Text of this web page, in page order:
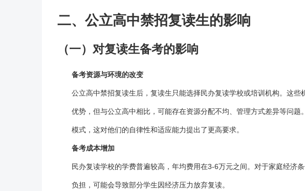
二、公立高中禁招复读生的影响
（一）对复读生备考的影响
备考资源与环境的改变
公立高中禁招复读生后，复读生只能选择民办复读学校或培训机构。这些
优势，但与公立高中相比，可能存在资源分配不均、管理方式差异等问
模式，这对他们的自律性和适应能力提出了更高要求。
备考成本增加
民办复读学校的学费普遍较高，年均费用在3-6万元之间。对于家庭经济
负担，可能会导致部分学生因经济压力放弃复读。